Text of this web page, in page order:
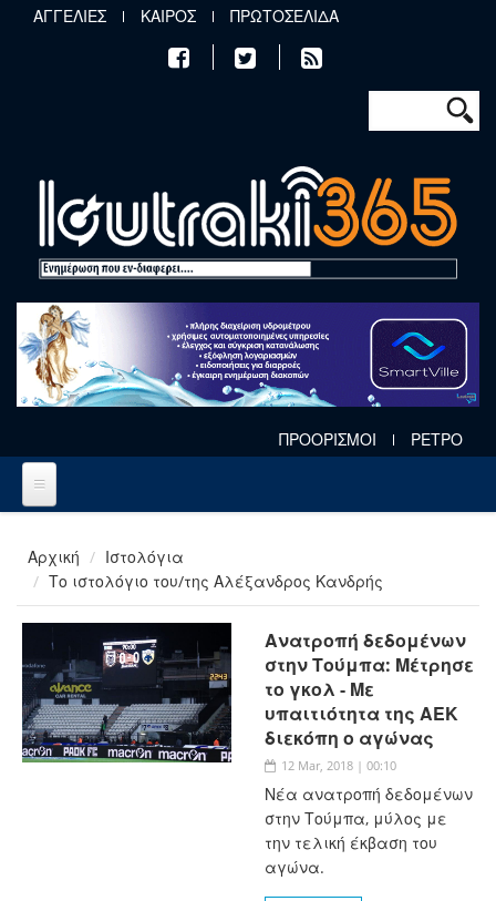
Παράκαμψη προς το κυρίως περιεχόμενο
ΑΓΓΕΛΙΕΣ ΚΑΙΡΟΣ ΠΡΩΤΟΣΕΛΙΔΑ
Φόρμα
Αναζήτηση
ΠΡΟΟΡΙΣΜΟΙ ΡΕΤΡΟ
Αρχική
Ιστολόγια
Το ιστολόγιο του/της Αλέξανδρος Κανδρής
Ανατροπή δεδομένων
στην Τούμπα: Μέτρησε
το γκολ - Με
υπαιτιότητα της ΑΕΚ
διεκόπη ο αγώνας
12 Mar, 2018 | 00:10
Νέα ανατροπή δεδομένων
στην Τούμπα, μύλος με
την τελική έκβαση του
αγώνα.